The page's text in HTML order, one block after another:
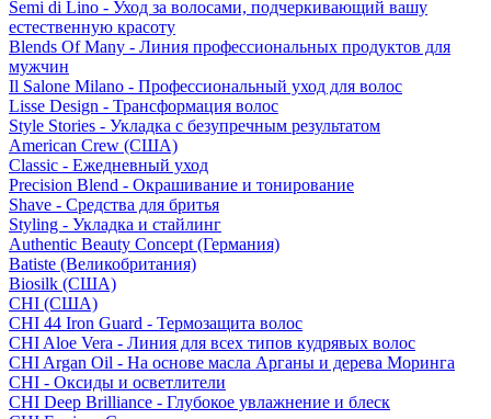
Semi di Lino - Уход за волосами, подчеркивающий вашу
естественную красоту
Blends Of Many - Линия профессиональных продуктов для
мужчин
Il Salone Milano - Профессиональный уход для волос
Lisse Design - Трансформация волос
Style Stories - Укладка с безупречным результатом
American Crew (США)
Classic - Ежедневный уход
Precision Blend - Окрашивание и тонирование
Shave - Средства для бритья
Styling - Укладка и стайлинг
Authentic Beauty Concept (Германия)
Batiste (Великобритания)
Biosilk (США)
CHI (США)
CHI 44 Iron Guard - Термозащита волос
CHI Aloe Vera - Линия для всех типов кудрявых волос
CHI Argan Oil - На основе масла Арганы и дерева Моринга
CHI - Оксиды и осветлители
CHI Deep Brilliance - Глубокое увлажнение и блеск